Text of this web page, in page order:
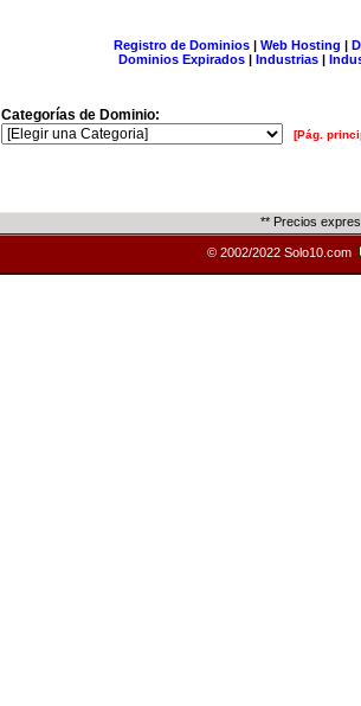
Registro de Dominios| Web Hosting |
Dominios Expirados | Industrias |
Categorías de Dominio:
[Pág.
** Precios
© 2002/2022 Solo10.com